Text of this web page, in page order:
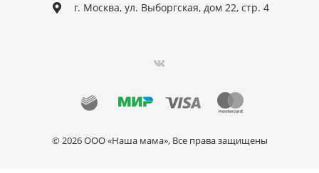
г. Москва, ул. Выборгская, дом 22, стр. 4
© 2026 ООО «Наша мама», Все права защищены